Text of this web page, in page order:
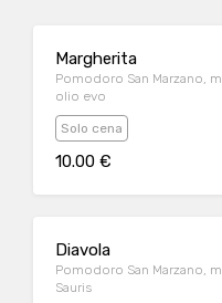
Margherita
Pomodoro San Marzano,
olio evo
Solo cena
10.00 €
Diavola
Pomodoro San Marzano,
Sauris